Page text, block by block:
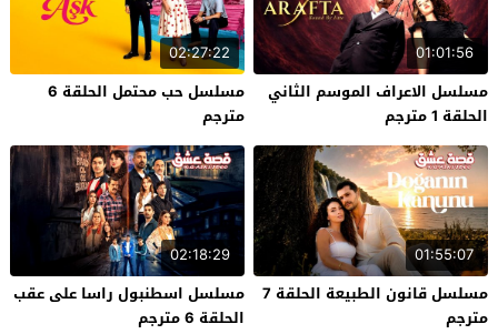
01:01:56
مسلسل الاعراف الموسم الثاني
الحلقة 1 مترجم
02:27:22
مسلسل حب محتمل الحلقة 6
مترجم
01:55:07
مسلسل قانون الطبيعة الحلقة 7
مترجم
02:18:29
مسلسل اسطنبول راسا على عقب
الحلقة 6 مترجم